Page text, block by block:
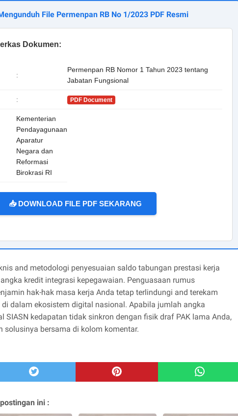
File Permenpan RB No 1/2023 PDF Resmi
Dokumen:
:
Permenpan RB Nomor 1 Tahun 2023 tentang
Jabatan Fungsional
: PDF Document
Kementerian
Pendayagunaan
Aparatur
Negara dan
Reformasi
Birokrasi RI
📥 DOWNLOAD FILE PDF SEKARANG
and metodologi penyesuaian saldo tabungan prestasi kerja
kredit integrasi kepegawaian. Penguasaan rumus
hak-hak masa kerja Anda tetap terlindungi and terekam
dalam ekosistem digital nasional. Apabila jumlah angka
SIASN kedapatan tidak sinkron dengan fisik draf PAK lama Anda,
solusinya bersama di kolom komentar.
ini :